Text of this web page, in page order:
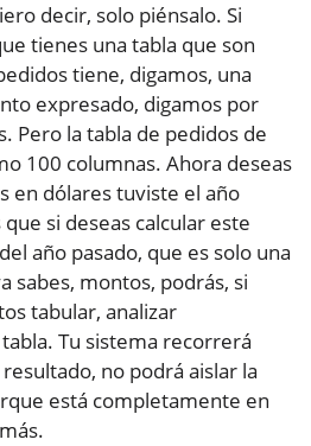
decir, solo piénsalo. Si
tienes una tabla que son
tiene, digamos, una
expresado, digamos por
Pero la tabla de pedidos de
100 columnas. Ahora deseas
en dólares tuviste el año
si deseas calcular este
año pasado, que es solo una
sabes, montos, podrás, si
tabular, analizar
Tu sistema recorrerá
no podrá aislar la
está completamente en